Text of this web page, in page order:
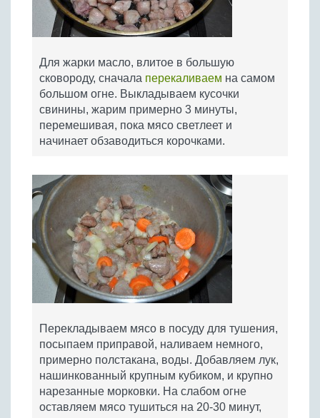
Для жарки масло, влитое в большую
сковороду, сначала перекаливаем на самом
большом огне. Выкладываем кусочки
свинины, жарим примерно 3 минуты,
перемешивая, пока мясо светлеет и
начинает обзаводиться корочками.
Перекладываем мясо в посуду для тушения,
посыпаем приправой, наливаем немного,
примерно полстакана, воды. Добавляем лук,
нашинкованный крупным кубиком, и крупно
нарезанные морковки. На слабом огне
оставляем мясо тушиться на 20-30 минут,